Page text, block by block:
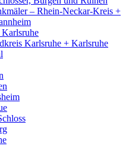
– Rhein-Neckar-Kreis +
Karlsruhe + Karlsruhe